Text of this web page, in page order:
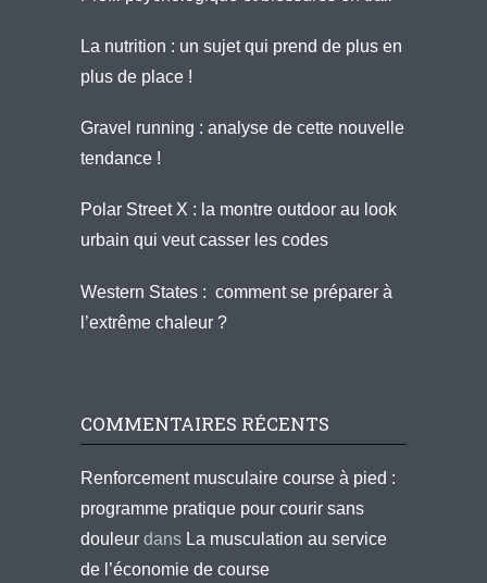
La nutrition : un sujet qui prend de plus en
plus de place !
Gravel running : analyse de cette nouvelle
tendance !
Polar Street X : la montre outdoor au look
urbain qui veut casser les codes
Western States : comment se préparer à
l’extrême chaleur ?
COMMENTAIRES RÉCENTS
Renforcement musculaire course à pied :
programme pratique pour courir sans
douleur dans La musculation au service
de l’économie de course